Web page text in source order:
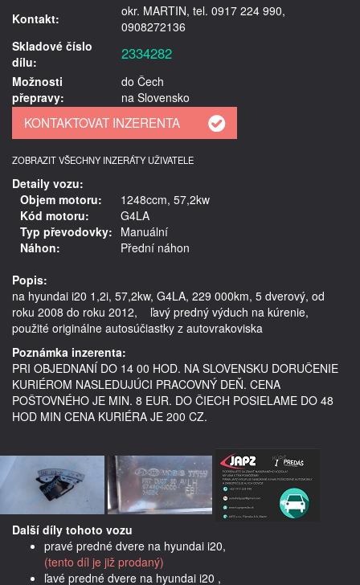
Kontakt:
okr. MARTIN, tel. 0917 224 990,
0908272136
Skladové číslo
dílu:
2334282
Možnosti
přepravy:
do Čech
na Slovensko
ZOBRAZIT VŠECHNY INZERÁTY UŽIVATELE
Detaily vozu:
Objem motoru:
1248ccm, 57,2kw
Kód motoru:
G4LA
Typ převodovky: Manuální
Náhon:
Přední náhon
Popis:
na hyundai i20 1,2i, 57,2kw, G4LA, 229 000km, 5 dverový, od
roku 2008 do roku 2012,    ľavý predný výduch na kúrenie,
Poznámka inzerenta:
PRI OBJEDNANÍ DO 14 00 HOD. NA SLOVENSKU DORUČENIE
KURIÉROM NASLEDUJÚCI PRACOVNÝ DEŇ. CENA
POŠTOVNÉHO JE MIN. 8 EUR. DO ČIECH POSIELAME DO 48
HOD MIN CENA KURIÉRA JE 200 CZ.
Další díly tohoto vozu
pravé predné dvere na hyundai i20,
(tento díl je již prodaný)
ľavé predné dvere na hyundai i20 ,